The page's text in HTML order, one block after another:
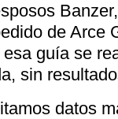
de Arce
guía se
sin
datos